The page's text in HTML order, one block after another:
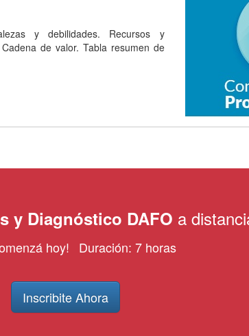
y debilidades. Recursos y
de valor. Tabla resumen de
y Diagnóstico DAFO a
hoy! Duración: 7 horas
Inscribite Ahora